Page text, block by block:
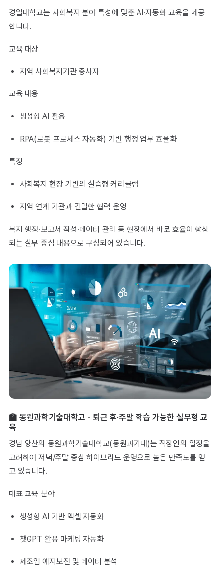
경일대학교는 사회복지 분야 특성에 맞춘 AI·자동화 교육을 제공
합니다.
교육 대상
지역 사회복지기관 종사자
교육 내용
생성형 AI 활용
RPA(로봇 프로세스 자동화) 기반 행정 업무 효율화
특징
사회복지 현장 기반의 실습형 커리큘럼
지역 연계 기관과 긴밀한 협력 운영
복지 행정·보고서 작성·데이터 관리 등 현장에서 바로 효율이 향상
되는 실무 중심 내용으로 구성되어 있습니다.
🏫 동원과학기술대학교 - 퇴근 후·주말 학습 가능한 실무형 교
육
경남 양산의 동원과학기술대학교(동원과기대)는 직장인의 일정을
고려하여 저녁/주말 중심 하이브리드 운영으로 높은 만족도를 얻
고 있습니다.
대표 교육 분야
생성형 AI 기반 엑셀 자동화
챗GPT 활용 마케팅 자동화
제조업 예지보전 및 데이터 분석